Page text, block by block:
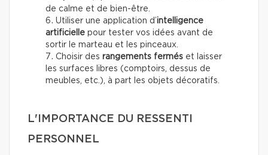
de calme et de bien-être.
Utiliser une application d’intelligence
artificielle pour tester vos idées avant de
sortir le marteau et les pinceaux.
Choisir des rangements fermés et laisser
les surfaces libres (comptoirs, dessus de
meubles, etc.), à part les objets décoratifs.
L'IMPORTANCE DU RESSENTI
PERSONNEL